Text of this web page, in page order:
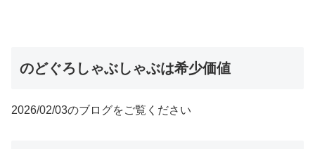
のどぐろしゃぶしゃぶは希少価値
2026/02/03のブログをご覧ください